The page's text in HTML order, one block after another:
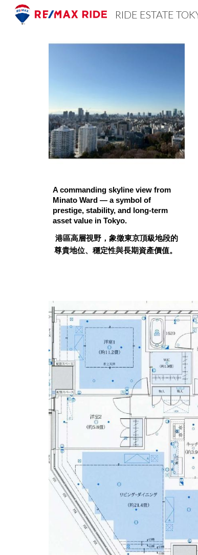
RIDE ESTATE
A commanding skyline view from
Minato Ward — a symbol of
prestige, stability, and long-term
asset value in Tokyo.
港區高層視野，象徵東京頂級地段的
尊貴地位、穩定性與長期資產價值。